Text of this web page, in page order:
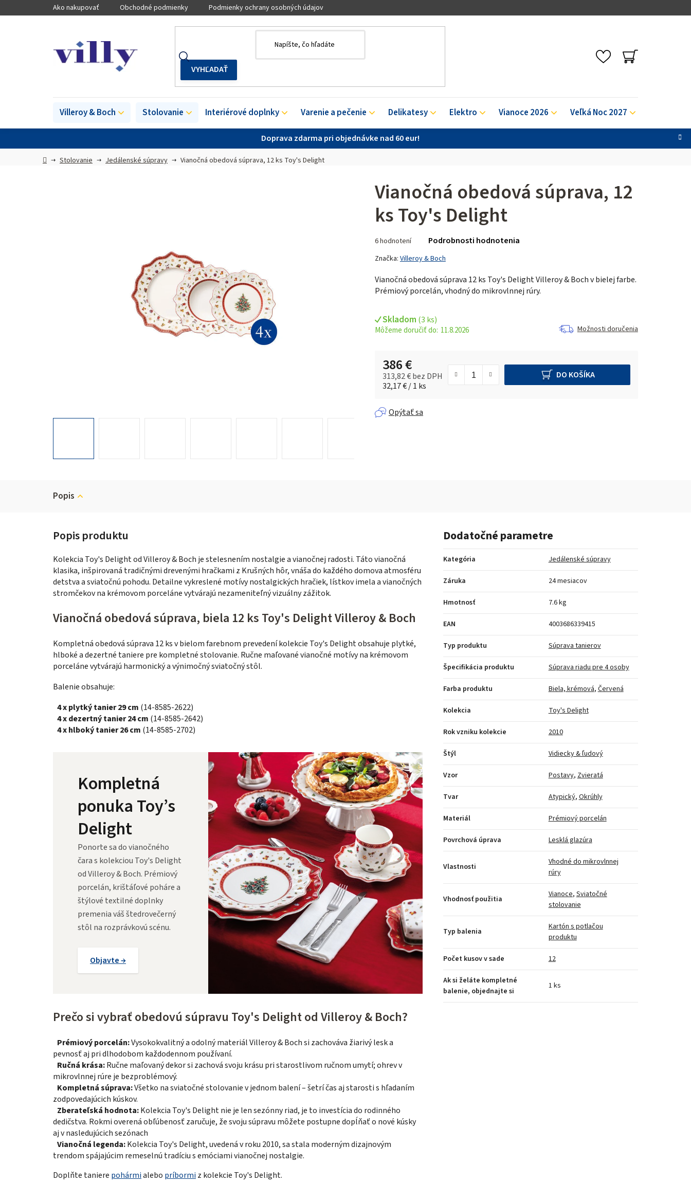
na
Doprava zdarma pri objednávke nad 60 eur!
Ako nakupovať Obchodné podmienky Podmienky ochrany osobných údajov
NÁKUPNÝ
KOŠÍK
Villeroy & Boch Stolovanie Interiérové doplnky Varenie a pečenie Delikatesy Elektro Vianoce 2026 Veľká Noc 2027
DomovStolovanie Jedálenské súpravy Vianočná obedová súprava, 12 ks Toy's Delight
Vianočná obedová súprava, 12
ks Toy's Delight
Priemerné
hodnotenie
produktu
4,8
z 5
6 hodnotení Podrobnosti hodnotenia
Značka: Villeroy & Boch
Vianočná obedová súprava 12 ks Toy's Delight Villeroy & Boch v bielej farbe.
Prémiový porcelán, vhodný do mikrovlnnej rúry.
Skladom (3 ks)
11.8.2026 Možnosti doručenia
386 €
313,82 € bez DPH
Jednotková cena:
32,17 € / 1 ks
DO KOŠÍKA
Opýtať sa
Popis
Kolekcia Toy's Delight od Villeroy & Boch je stelesnením nostalgie a vianočnej radosti. Táto vianočná
klasika, inšpirovaná tradičnými drevenými hračkami z Krušných hôr, vnáša do každého domova atmosféru
detstva a sviatočnú pohodu. Detailne vykreslené motívy nostalgických hračiek, lístkov imela a vianočných
stromčekov na krémovom porceláne vytvárajú nezameniteľný vizuálny zážitok.
Vianočná obedová súprava, biela 12 ks Toy's Delight Villeroy & Boch
Kompletná obedová súprava 12 ks v bielom farebnom prevedení kolekcie Toy's Delight obsahuje plytké,
hlboké a dezertné taniere pre kompletné stolovanie. Ručne maľované vianočné motívy na krémovom
porceláne vytvárajú harmonický a výnimočný sviatočný stôl.
Balenie obsahuje:
4 x plytký tanier 29 cm (14-8585-2622)
4 x dezertný tanier 24 cm (14-8585-2642)
4 x hlboký tanier 26 cm (14-8585-2702)
Kompletná
ponuka Toy’s
Delight
Ponorte sa do vianočného
čara s kolekciou Toy's Delight
od Villeroy & Boch. Prémiový
porcelán, krištáľové poháre a
štýlové textilné doplnky
premenia váš štedrovečerný
stôl na rozprávkovú scénu.
Objavte →
Prečo si vybrať obedovú súpravu Toy's Delight od Villeroy & Boch?
Prémiový porcelán:Vysokokvalitný a odolný materiál Villeroy & Boch si zachováva žiarivý lesk a
pevnosť aj pri dlhodobom každodennom používaní.
Ručná krása:Ručne maľovaný dekor si zachová svoju krásu pri starostlivom ručnom umytí; ohrev v
mikrovlnnej rúre je bezproblémový.
Kompletná súprava:Všetko na sviatočné stolovanie v jednom balení – šetrí čas aj starosti s hľadaním
zodpovedajúcich kúskov.
Zberateľská hodnota:Kolekcia Toy's Delight nie je len sezónny riad, je to investícia do rodinného
dedičstva. Rokmi overená obľúbenosť zaručuje, že svoju súpravu môžete postupne dopĺňať o nové kúsky
aj v nasledujúcich sezónach
Vianočná legenda:Kolekcia Toy's Delight, uvedená v roku 2010, sa stala moderným dizajnovým
trendom spájajúcim remeselnú tradíciu s emóciami vianočnej nostalgie.
Doplňte taniere pohármialebo príbormiz kolekcie Toy's Delight.
Dodatočné parametre
Kategória Jedálenské súpravy
Záruka 24 mesiacov
Hmotnosť 7.6 kg
EAN 4003686339415
Typ produktu Súprava tanierov
Špecifikácia produktu Súprava riadu pre 4 osoby
Farba produktu Biela, krémová, Červená
Kolekcia Toy's Delight
Rok vzniku kolekcie 2010
Štýl Vidiecky & ľudový
Vzor Postavy, Zvieratá
Tvar Atypický, Okrúhly
Materiál Prémiový porcelán
Povrchová úprava Lesklá glazúra
Vlastnosti
Vhodné do mikrovlnnej
rúry
Vhodnosť použitia Vianoce, Sviatočné
stolovanie
Typ balenia
Kartón s potlačou
produktu
Počet kusov v sade 12
Ak si želáte kompletné
balenie, objednajte si
1 ks